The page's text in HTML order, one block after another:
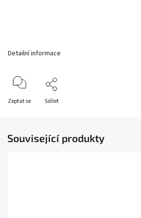
Detailní informace
Zeptat se Sdílet
Související produkty